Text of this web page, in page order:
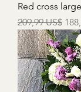
Red cross
Precio
209,99 US$